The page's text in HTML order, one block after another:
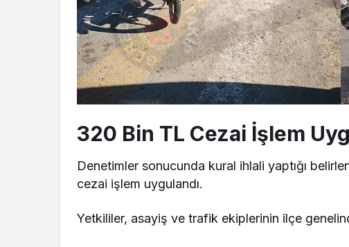
320 Bin TL Cezai İşlem
Denetimler sonucunda kural ihlali yaptığı
cezai işlem uygulandı.
Yetkililer, asayiş ve trafik ekiplerinin ilçe